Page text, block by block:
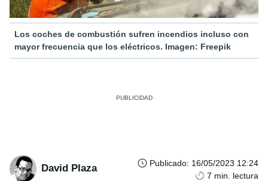
Los coches de combustión sufren incendios incluso con
mayor frecuencia que los eléctricos. Imagen: Freepik
David Plaza Publicado: 16/05/2023 12:24
7 min. lectura